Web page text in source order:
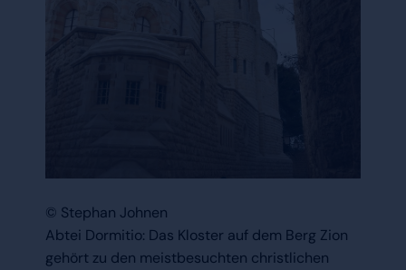
© Stephan Johnen
Abtei Dormitio: Das Kloster auf dem Berg Zion
gehört zu den meistbesuchten christlichen